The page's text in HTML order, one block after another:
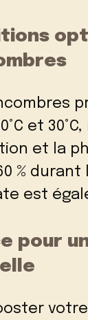
et
et la
%
est
pour